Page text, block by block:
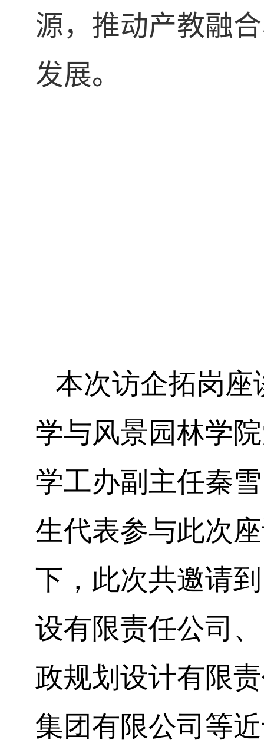
源，推动产教融
发展。
本次访企拓岗座
学与风景园林学
学工办副主任秦
生代表参与此次
下，此次共邀请
设有限责任公司
政规划设计有限
集团有限公司等